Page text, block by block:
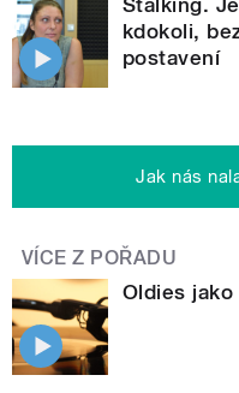
kdokoli,
postavení
Jak nás
VÍCE Z POŘADU
Oldies jako